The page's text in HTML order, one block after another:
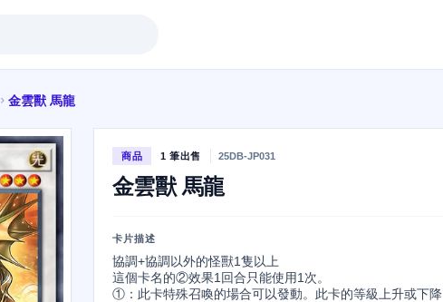
chevron_right 金雲獸 馬龍
商品 1 筆出售 25DB-JP031
金雲獸 馬龍
卡片描述
協調+協調以外的怪獸1隻以上
這個卡名的②效果1回合只能使用1次。
①：此卡特殊召喚的場合可以發動。此卡的等級上升或下降